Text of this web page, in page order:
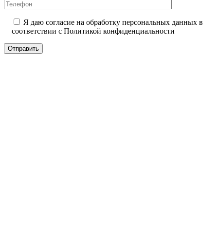
Я даю согласие на обработку персональных данных в
соответствии с Политикой конфиденциальности